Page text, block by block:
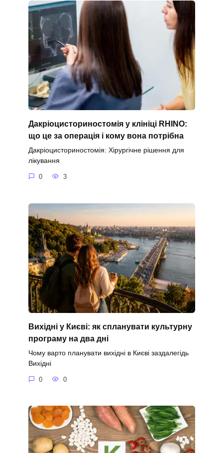
Дакріоцисториностомія у клініці RHINO:
що це за операція і кому вона потрібна
Дакріоцисториностомія: Хірургічне рішення для
лікування
0 3
Вихідні у Києві: як спланувати культурну
програму на два дні
Чому варто планувати вихідні в Києві заздалегідь
Вихідні
0 0